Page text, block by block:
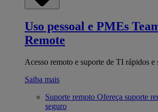
Uso pessoal e PMEs
Remote
Acesso remoto e suporte de TI rápidos e
Saiba mais
Suporte remoto Ofereça suporte
seguro